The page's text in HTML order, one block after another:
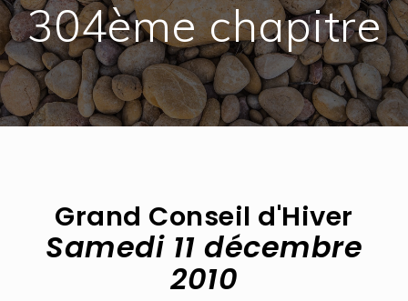
304ème chapitre
Grand Conseil d'Hiver
Samedi 11 décembre
2010